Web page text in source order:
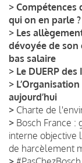
> Compétences
qui on en parle ?
> Les
dévoyée de
bas salaire
> Le DUERP
>
aujourd’hui
> Charte de
> Bosch France :
interne objective
de harcèlement